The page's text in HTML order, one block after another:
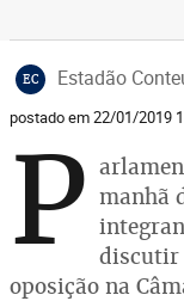
EC Estadão
postado em 22/01/2019
P manhã
discutir
oposição na